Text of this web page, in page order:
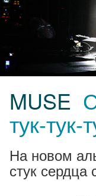
MUSE
тук-тук-
На новом
стук